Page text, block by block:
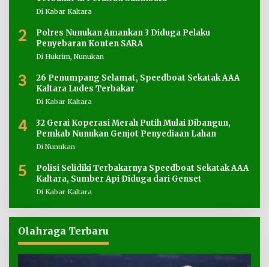
Di Kabar Kaltara
2
Polres Nunukan Amankan 3 Diduga Pelaku
Penyebaran Konten SARA
Di Hukrim, Nunukan
3
26 Penumpang Selamat, Speedboat Sekatak AAA
Kaltara Ludes Terbakar
Di Kabar Kaltara
4
32 Gerai Koperasi Merah Putih Mulai Dibangun,
Pemkab Nunukan Genjot Penyediaan Lahan
Di Nunukan
5
Polisi Selidiki Terbakarnya Speedboat Sekatak AAA
Kaltara, Sumber Api Diduga dari Genset
Di Kabar Kaltara
Olahraga Terbaru